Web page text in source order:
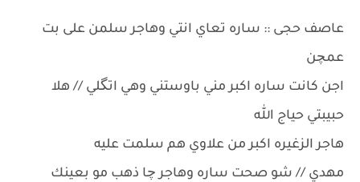
عاصف حجى :: ساره تعاي انتي وهاجر سلمن على بت
عمچن
اجن كانت ساره اكبر مني باوستني وهي اتگلي // هلا
حبيبتي حياج الله
هاجر الزغيره اكبر من علاوي هم سلمت عليه
مهدي // شو صحت ساره وهاجر چا ذهب مو بعينك